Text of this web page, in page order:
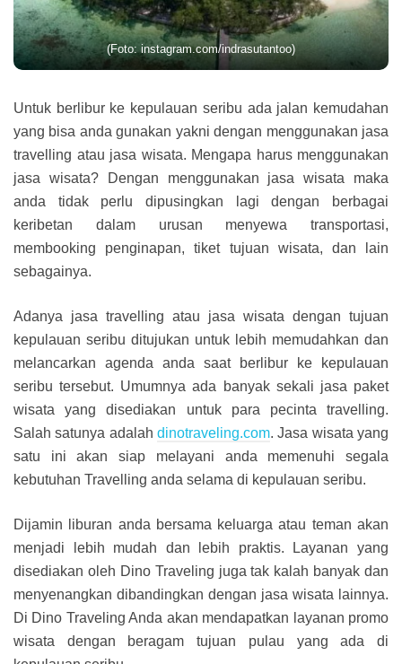
(Foto: instagram.com/indrasutantoo)
Untuk berlibur ke kepulauan seribu ada jalan kemudahan
yang bisa anda gunakan yakni dengan menggunakan jasa
travelling atau jasa wisata. Mengapa harus menggunakan
jasa wisata? Dengan menggunakan jasa wisata maka
anda tidak perlu dipusingkan lagi dengan berbagai
keribetan dalam urusan menyewa transportasi,
membooking penginapan, tiket tujuan wisata, dan lain
sebagainya.
Adanya jasa travelling atau jasa wisata dengan tujuan
kepulauan seribu ditujukan untuk lebih memudahkan dan
melancarkan agenda anda saat berlibur ke kepulauan
seribu tersebut. Umumnya ada banyak sekali jasa paket
wisata yang disediakan untuk para pecinta travelling.
Salah satunya adalah dinotraveling.com. Jasa wisata yang
satu ini akan siap melayani anda memenuhi segala
kebutuhan Travelling anda selama di kepulauan seribu.
Dijamin liburan anda bersama keluarga atau teman akan
menjadi lebih mudah dan lebih praktis. Layanan yang
disediakan oleh Dino Traveling juga tak kalah banyak dan
menyenangkan dibandingkan dengan jasa wisata lainnya.
Di Dino Traveling Anda akan mendapatkan layanan promo
wisata dengan beragam tujuan pulau yang ada di